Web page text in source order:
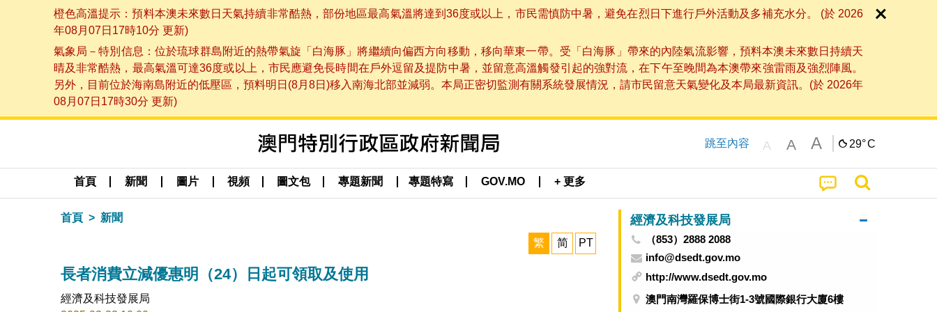
橙色高溫提示：預料本澳未來數日天氣持續非常酷熱，部份地區最高氣溫將達到36度或以上，市民需慎防中暑，避免在烈日下進行戶外活動及多補充水分。 (於 2026
年08月07日17時10分 更新)
氣象局－特別信息：位於琉球群島附近的熱帶氣旋「白海豚」將繼續向偏西方向移動，移向華東一帶。受「白海豚」帶來的內陸氣流影響，預料本澳未來數日持續天
晴及非常酷熱，最高氣溫可達36度或以上，市民應避免長時間在戶外逗留及提防中暑，並留意高溫觸發引起的強對流，在下午至晚間為本澳帶來強雷雨及強烈陣風。
另外，目前位於海南島附近的低壓區，預料明日(8月8日)移入南海北部並減弱。本局正密切監測有關系統發展情況，請市民留意天氣變化及本局最新資訊。(於 2026年
08月07日17時30分 更新)
跳至內容 A A A 29°C
首頁 新聞 圖片 視頻 圖文包 專題新聞 專題特寫 GOV.MO + 更多
首頁 新聞
繁 简 PT
長者消費立減優惠明（24）日起可領取及使用
經濟及科技發展局
經濟及科技發展局
（853）2888 2088
info@dsedt.gov.mo
http://www.dsedt.gov.mo
澳門南灣羅保博士街1-3號國際銀行大廈6樓